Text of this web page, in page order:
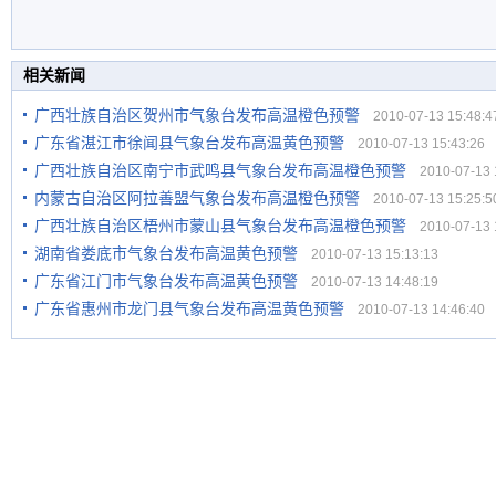
相关新闻
广西壮族自治区贺州市气象台发布高温橙色预警 2010-07-13
广东省湛江市徐闻县气象台发布高温黄色预警 2010-07-13 15:43:26
广西壮族自治区南宁市武鸣县气象台发布高温橙色预警 2010-07-13
内蒙古自治区阿拉善盟气象台发布高温橙色预警 2010-07-13
广西壮族自治区梧州市蒙山县气象台发布高温橙色预警 2010-07-13
湖南省娄底市气象台发布高温黄色预警 2010-07-13 15:13:13
广东省江门市气象台发布高温黄色预警 2010-07-13 14:48:19
广东省惠州市龙门县气象台发布高温黄色预警 2010-07-13 14:46:40